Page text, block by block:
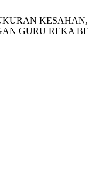
GURU REKA